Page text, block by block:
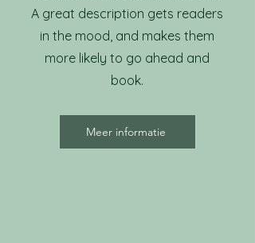
A great description gets readers
in the mood, and makes them
more likely to go ahead and
book.
Meer informatie